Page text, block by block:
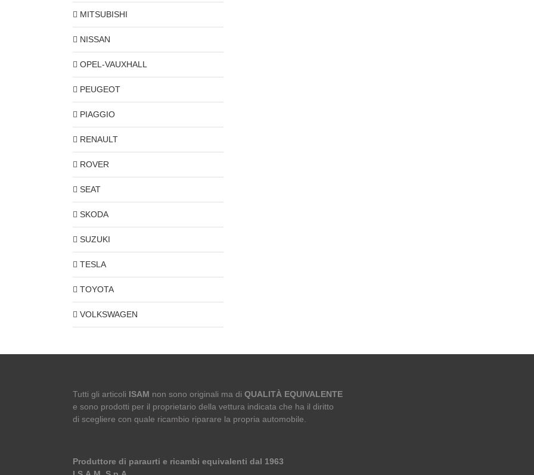
MITSUBISHI
NISSAN
OPEL-VAUXHALL
PEUGEOT
PIAGGIO
RENAULT
ROVER
SEAT
SKODA
SUZUKI
TESLA
TOYOTA
VOLKSWAGEN
Tutti gli articoli ISAM non sono originali ma di QUALITÀ EQUIVALENTE
e sono prodotti per il proprietario della vettura indicata che ha il diritto
di scegliere con quale ricambio riparare la propria automobile.
Produttore di paraurti e ricambi equivalenti dal 1963